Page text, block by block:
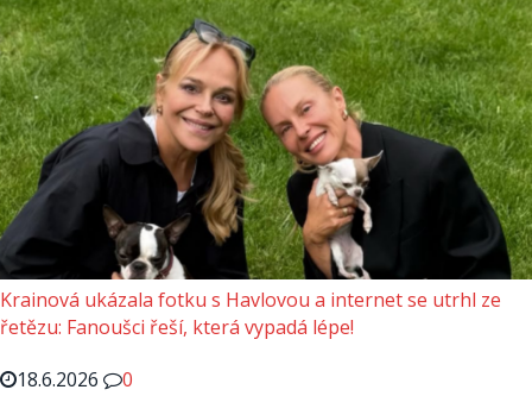
Krainová ukázala fotku s Havlovou a internet se utrhl ze
řetězu: Fanoušci řeší, která vypadá lépe!
18.6.2026
0